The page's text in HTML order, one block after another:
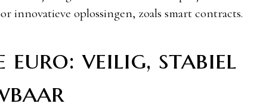
innovatieve oplossingen, zoals smart contracts.
euro: veilig, stabiel